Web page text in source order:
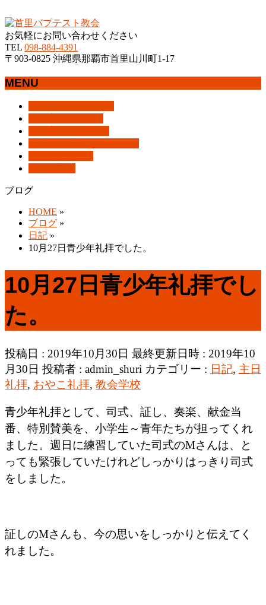
お気軽にお問い合わせください
TEL 098-884-4391
〒903-0825 沖縄県那覇市首里山川町1-17
MENU
す
ブログ
HOME »
ブログ »
日記 »
10月27日青少年礼拝でした。
10月27日青少年礼拝でし
た。
投稿日 : 2019年10月30日 最終更新日時 : 2019年10
月30日 投稿者 : admin_shuri カテゴリー : 日記, 主日
礼拝, おやこ礼拝, 教会学校
青少年礼拝として、司式、証し、奏楽、献金当
番、特別賛美を、小学生～青年たちが担ってくれ
ました。週日に練習していた司式のMさんは、と
っても緊張していたけれどしっかりはっきり司式
をしました。
証しのMさんも、今の思いをしっかりと伝えてく
れました。